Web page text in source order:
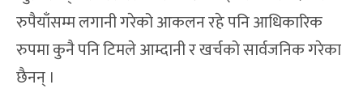
रुपैयाँसम्म लगानी गरेको आकलन रहे पनि आधिकारिक
रुपमा कुनै पनि टिमले आम्दानी र खर्चको सार्वजनिक गरेका
छैनन् ।